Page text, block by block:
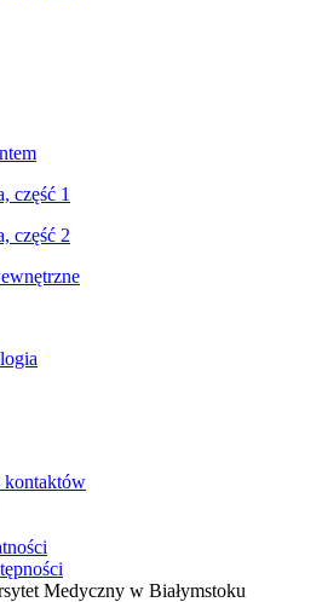
część 1
część 2
kontaktów
Medyczny w Białymstoku